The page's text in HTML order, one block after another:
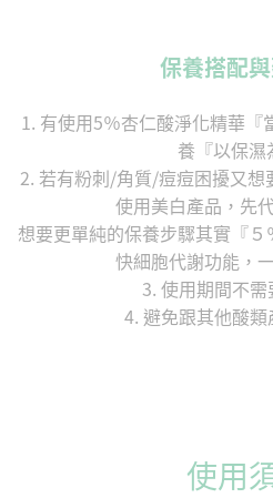
保養搭配與
1. 有使用5％杏仁酸淨化精華
養『以保濕
2. 若有粉刺/角質/痘痘困擾又
使用美白產品，先
想要更單純的保養步驟其實『
快細胞代謝功能，
3. 使用期間不
4. 避免跟其他酸
使用